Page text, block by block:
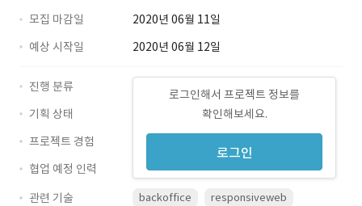
모집 마감일
2020년 06월 11일
예상 시작일
2020년 06월 12일
로그인해서 프로젝트 정보를
확인해보세요.
로그인
진행 분류
기획 상태
프로젝트 경험
협업 예정 인력
관련 기술
backoffice
responsiveweb